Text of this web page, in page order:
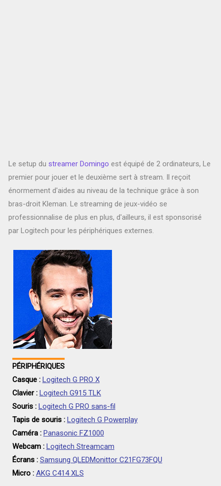
Le setup du streamer Domingo est équipé de 2 ordinateurs, Le
premier pour jouer et le deuxième sert à stream. Il reçoit
énormement d'aides au niveau de la technique grâce à son
bras-droit Kleman. Le streaming de jeux-vidéo se
professionnalise de plus en plus, d'ailleurs, il est sponsorisé
par Logitech pour les périphériques externes.
PÉRIPHÉRIQUES
Casque : Logitech G PRO X
Clavier : Logitech G915 TLK
Souris : Logitech G PRO sans-fil
Tapis de souris : Logitech G Powerplay
Caméra : Panasonic FZ1000
Webcam : Logitech Streamcam
Écrans : Samsung QLEDMonittor C21FG73FQU
Micro : AKG C414 XLS